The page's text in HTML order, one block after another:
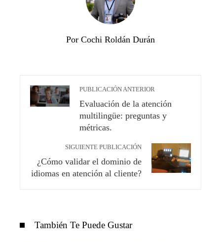
Por Cochi Roldán Durán
PUBLICACIÓN ANTERIOR
Evaluación de la atención
multilingüe: preguntas y
métricas.
SIGUIENTE PUBLICACIÓN
¿Cómo validar el dominio de
idiomas en atención al cliente?
También Te Puede Gustar